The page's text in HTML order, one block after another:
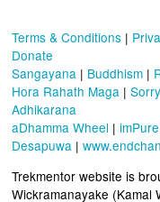
Terms & Conditions |
Donate
Sangayana | Buddhism |
Hora Rahath Maga |
Adhikarana
aDhamma Wheel |
Desapuwa |
Trekmentor website is
Wickramanayake (Kamal